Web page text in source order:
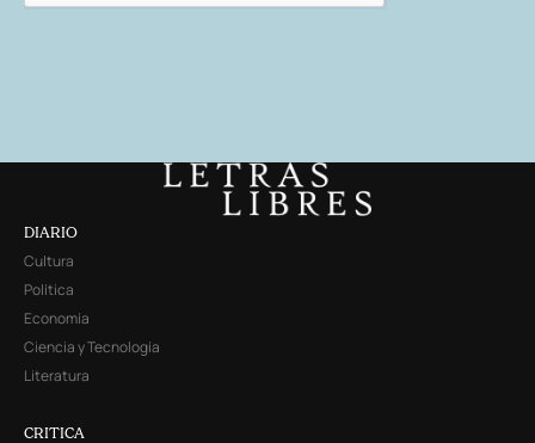
DIARIO
Cultura
Política
Economía
Ciencia y Tecnología
Literatura
CRITICA